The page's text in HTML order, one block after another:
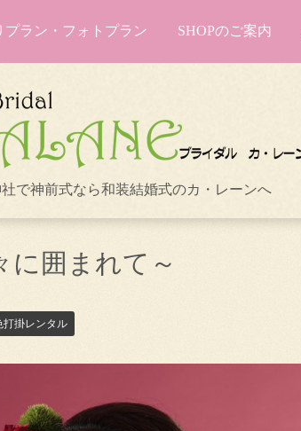
プラン・フォトプラン SHOPのご案内
で神前式なら和装結婚式のカ・レーンへ
囲まれて～
打掛レンタル